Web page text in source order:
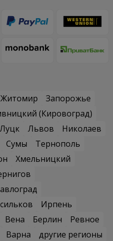
Житомир
Запорожье
(Кировоград)
Луцк Львов
Николаев
Сумы
Тернополь
Хмельницкий
Ирпень
Вена Берлин
Ревное
Варна
другие регионы